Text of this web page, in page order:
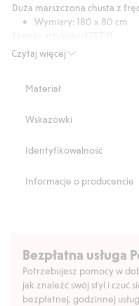
22
głosów
Czytaj więcej
Duża marszczona chusta z
Wymiary: 180 x 80 cm
Recycled Polyester
Materiał
Wskazówki
Identyfikowalność
Informacje o producencie
Bezpłatna usługa
Potrzebujesz pomocy w
jak znaleźć swój styl i czuć
bezpłatnej, godzinnej